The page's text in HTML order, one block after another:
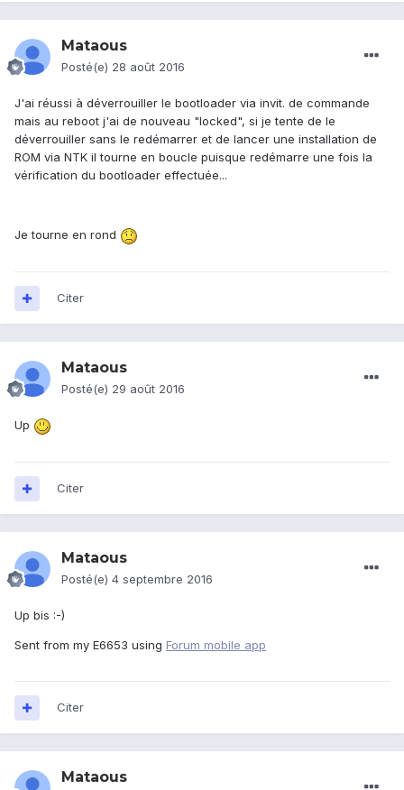
Mataous
Posté(e) 28 août 2016
J'ai réussi à déverrouiller le bootloader via invit. de commande
mais au reboot j'ai de nouveau "locked", si je tente de le
déverrouiller sans le redémarrer et de lancer une installation de
ROM via NTK il tourne en boucle puisque redémarre une fois la
vérification du bootloader effectuée...
Je tourne en rond
Citer
Mataous
Posté(e) 29 août 2016
Up
Citer
Mataous
Posté(e) 4 septembre 2016
Up bis :-)
Sent from my E6653 using Forum mobile app
Citer
Mataous